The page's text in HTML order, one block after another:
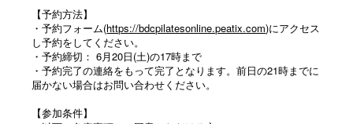
【予約方法】
・予約フォーム(https://bdcpilatesonline.peatix.com)にアクセス
し予約をしてください。
・予約締切： 6月20日(土)の17時まで
・予約完了の連絡をもって完了となります。前日の21時までに
届かない場合はお問い合わせください。
【参加条件】